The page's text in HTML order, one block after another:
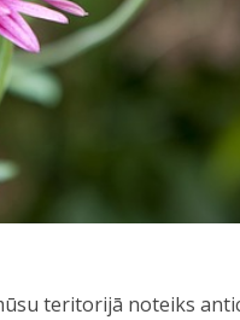
teritorijā noteiks